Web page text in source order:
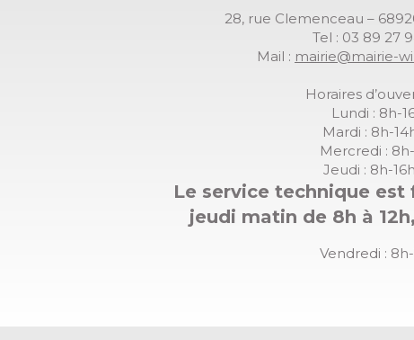
28, rue Clemenceau –
Tel : 03 89 27
Mail : mairie@mairie-
Horaires
Lundi : 8h-
Mardi : 8h-
Mercredi :
Jeudi : 8h-
Le service technique
jeudi matin de 8h à
Vendredi :